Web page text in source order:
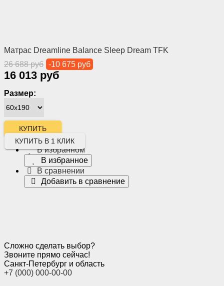
Матрас Dreamline Balance Sleep Dream TFK
26 688 руб -10 675 руб
16 013 руб
Размер:
КУПИТЬ В 1 КЛИК
В избранном
В избранное
В сравнении
Добавить в сравнение
Сложно сделать выбор?
Звоните прямо сейчас!
Санкт-Петербург и область
+7 (000) 000-00-00